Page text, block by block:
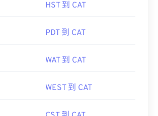
HST 到 CAT
PDT 到 CAT
WAT 到 CAT
WEST 到 CAT